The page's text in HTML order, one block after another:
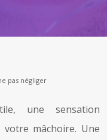
pas négliger
une sensation
mâchoire. Une